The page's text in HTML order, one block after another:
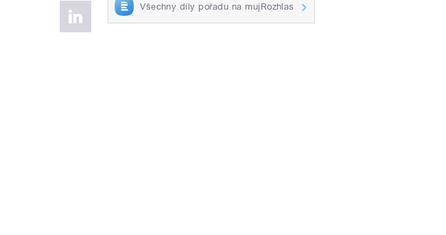
Všechny díly pořadu na mujRozhlas